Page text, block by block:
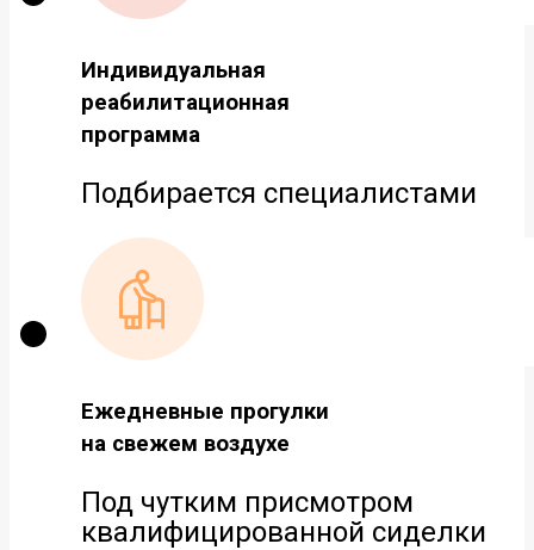
Индивидуальная
реабилитационная
программа
Подбирается специалистами
Ежедневные прогулки
на свежем воздухе
Под чутким присмотром
квалифицированной сиделки